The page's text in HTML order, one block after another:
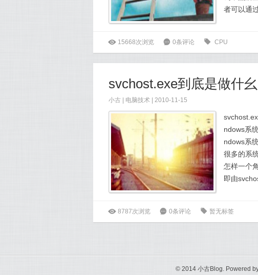
者可以通
ė 15668次浏览 6 0条评论 0 CPU
svchost.exe到底是做什
小古 电脑技术 | 2010-11-15
ndows系
ndows系
很多的系
怎样一个
即由
ė 8787次浏览 6 0条评论 0 暂无标签
© 2014 小古Blog. Powered